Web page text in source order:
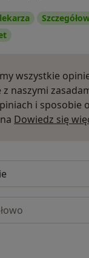
wszystkie
z naszymi
i sposobie
Dowiedz się